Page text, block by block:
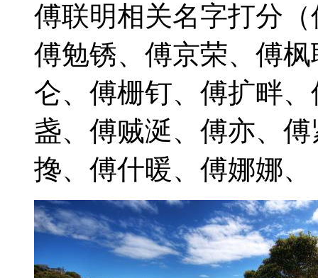
傅联明相关名字打分
傅勉锈、傅京荣、傅
仑、傅栅钉、傅扩畔
盏、傅贼涎、傅亦、
搀、傅什暖、傅娜娜、